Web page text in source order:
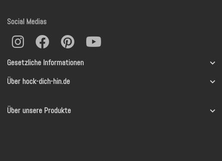
Gesetzliche Informationen
Über hock-dich-hin.de
Über unsere Produkte
Social Medias